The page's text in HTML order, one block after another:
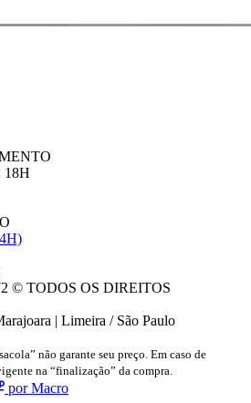
18H
© TODOS OS DIREITOS
| Limeira / São Paulo
não garante seu preço. Em caso de
na “finalização” da compra.
por Macro